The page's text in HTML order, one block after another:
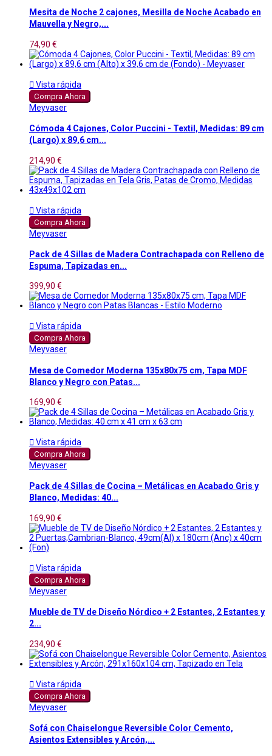
Mesita de Noche 2 cajones, Mesilla de Noche Acabado en
Mauvella y Negro,...
74,90 €
 Vista rápida
Compra Ahora
Meyvaser
Cómoda 4 Cajones, Color Puccini - Textil, Medidas: 89 cm
(Largo) x 89,6 cm...
214,90 €
 Vista rápida
Compra Ahora
Meyvaser
Pack de 4 Sillas de Madera Contrachapada con Relleno de
Espuma, Tapizadas en...
399,90 €
 Vista rápida
Compra Ahora
Meyvaser
Mesa de Comedor Moderna 135x80x75 cm, Tapa MDF
Blanco y Negro con Patas...
169,90 €
 Vista rápida
Compra Ahora
Meyvaser
Pack de 4 Sillas de Cocina – Metálicas en Acabado Gris y
Blanco, Medidas: 40...
169,90 €
 Vista rápida
Compra Ahora
Meyvaser
Mueble de TV de Diseño Nórdico + 2 Estantes, 2 Estantes y
2...
234,90 €
 Vista rápida
Compra Ahora
Meyvaser
Sofá con Chaiselongue Reversible Color Cemento,
Asientos Extensibles y Arcón,...